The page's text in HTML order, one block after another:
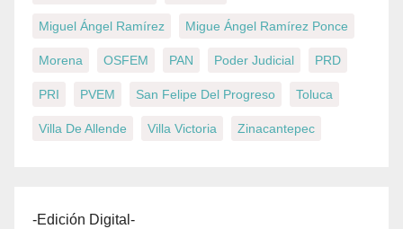
Miguel Ángel Ramírez Migue Ángel Ramírez Ponce
Morena OSFEM PAN Poder Judicial PRD
PRI PVEM San Felipe Del Progreso Toluca
Villa De Allende Villa Victoria Zinacantepec
-Edición Digital-